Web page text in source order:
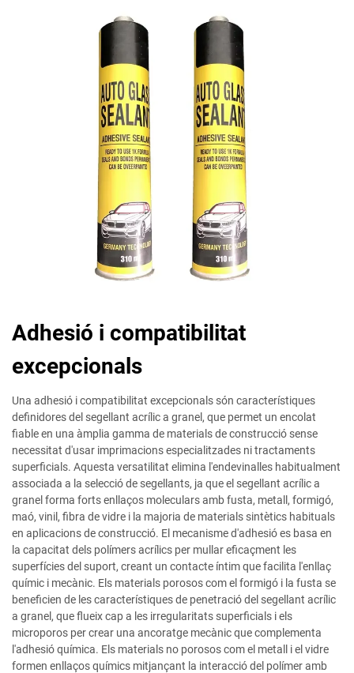
Adhesió i compatibilitat
excepcionals
Una adhesió i compatibilitat excepcionals són característiques
definidores del segellant acrílic a granel, que permet un encolat
fiable en una àmplia gamma de materials de construcció sense
necessitat d'usar imprimacions especialitzades ni tractaments
superficials. Aquesta versatilitat elimina l'endevinalles habitualment
associada a la selecció de segellants, ja que el segellant acrílic a
granel forma forts enllaços moleculars amb fusta, metall, formigó,
maó, vinil, fibra de vidre i la majoria de materials sintètics habituals
en aplicacions de construcció. El mecanisme d'adhesió es basa en
la capacitat dels polímers acrílics per mullar eficaçment les
superfícies del suport, creant un contacte íntim que facilita l'enllaç
químic i mecànic. Els materials porosos com el formigó i la fusta se
beneficien de les característiques de penetració del segellant acrílic
a granel, que flueix cap a les irregularitats superficials i els
microporos per crear una ancoratge mecànic que complementa
l'adhesió química. Els materials no porosos com el metall i el vidre
formen enllaços químics mitjançant la interacció del polímer amb